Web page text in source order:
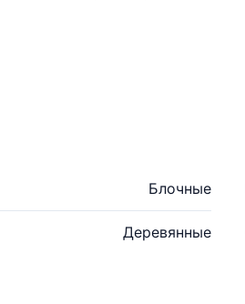
Блочные
Деревянные